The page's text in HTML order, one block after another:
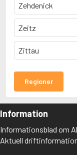
Zehdenick
Zeitz
Zittau
Regioner
Information
Informationsblad om
Aktuell